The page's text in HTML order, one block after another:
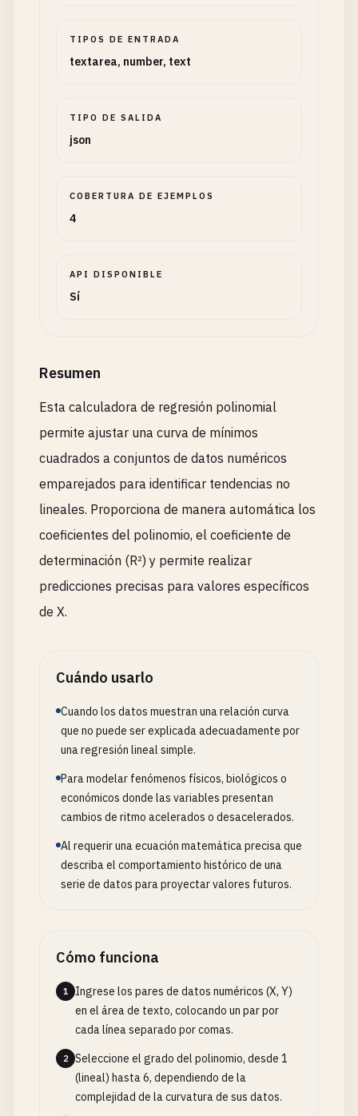
TIPOS DE ENTRADA
textarea, number, text
TIPO DE SALIDA
json
COBERTURA DE EJEMPLOS
4
API DISPONIBLE
Sí
Resumen
Esta calculadora de regresión polinomial
permite ajustar una curva de mínimos
cuadrados a conjuntos de datos numéricos
emparejados para identificar tendencias no
lineales. Proporciona de manera automática los
coeficientes del polinomio, el coeficiente de
determinación (R²) y permite realizar
predicciones precisas para valores específicos
de X.
Cuándo usarlo
Cuando los datos muestran una relación curva
que no puede ser explicada adecuadamente por
una regresión lineal simple.
Para modelar fenómenos físicos, biológicos o
económicos donde las variables presentan
cambios de ritmo acelerados o desacelerados.
Al requerir una ecuación matemática precisa que
describa el comportamiento histórico de una
serie de datos para proyectar valores futuros.
Cómo funciona
1
Ingrese los pares de datos numéricos (X, Y)
en el área de texto, colocando un par por
cada línea separado por comas.
2
Seleccione el grado del polinomio, desde 1
(lineal) hasta 6, dependiendo de la
complejidad de la curvatura de sus datos.